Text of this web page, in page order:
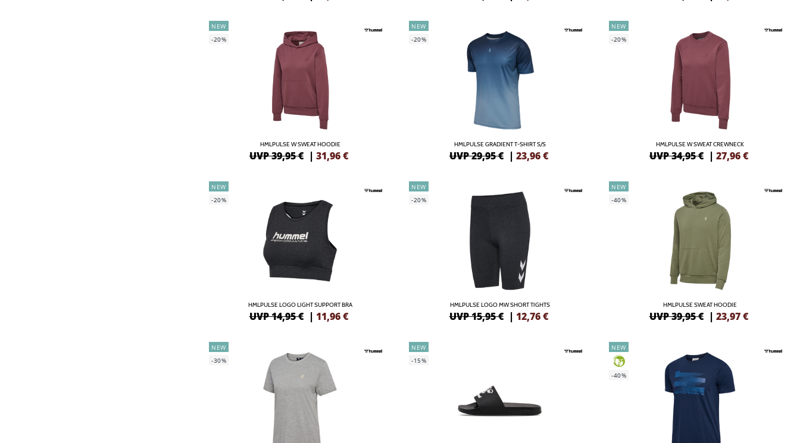
NEW
-20%
HMLPULSE W SWEAT HOODIE
UVP 39,95 € | 31,96 €
NEW
-20%
HMLPULSE GRADIENT T-SHIRT S/S
UVP 29,95 € | 23,96 €
NEW
-20%
HMLPULSE W SWEAT CREWNECK
UVP 34,95 € | 27,96 €
NEW
-20%
HMLPULSE LOGO LIGHT SUPPORT BRA
UVP 14,95 € | 11,96 €
NEW
-20%
HMLPULSE LOGO MW SHORT TIGHTS
UVP 15,95 € | 12,76 €
NEW
-40%
HMLPULSE SWEAT HOODIE
UVP 39,95 € | 23,97 €
NEW
-30%
NEW
-15%
NEW
GREEN
-40%